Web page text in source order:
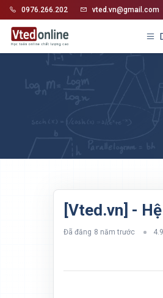
0976.266.202 vted.vn@gmail.com
[Vted.vn] -
Đã đăng 8 năm trước